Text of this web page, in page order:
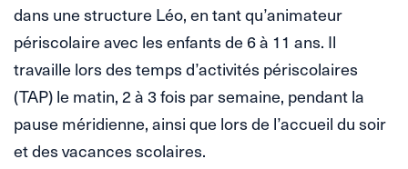
dans une structure Léo, en tant qu’animateur
périscolaire avec les enfants de 6 à 11 ans. Il
travaille lors des temps d’activités périscolaires
(TAP) le matin, 2 à 3 fois par semaine, pendant la
pause méridienne, ainsi que lors de l’accueil du soir
et des vacances scolaires.